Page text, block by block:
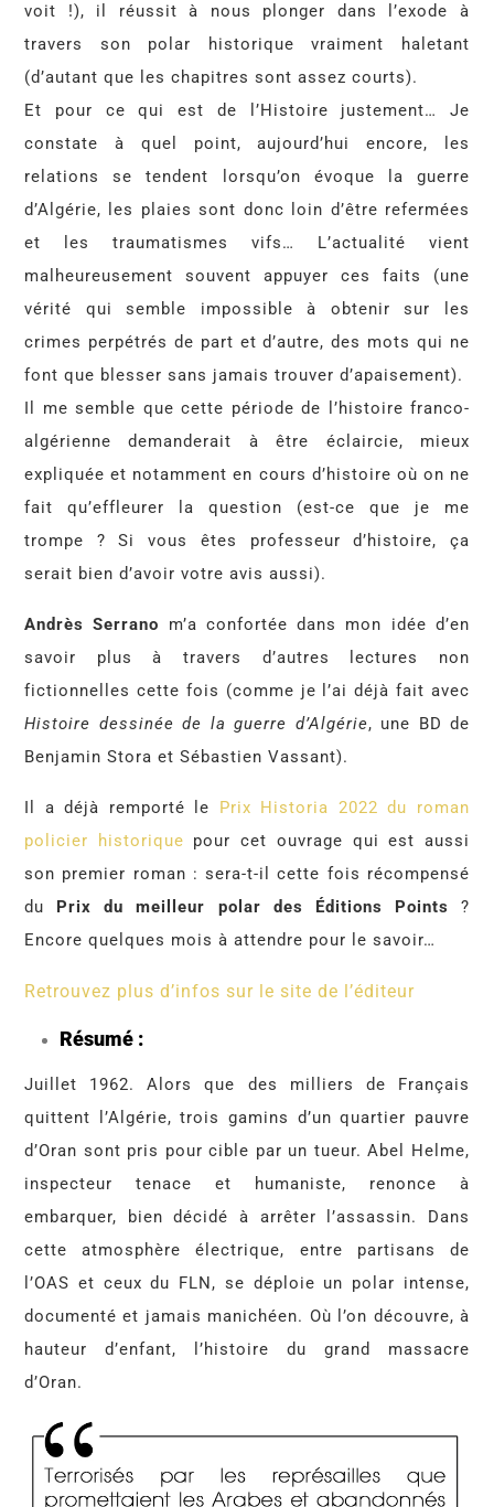
voit !), il réussit à nous plonger dans l’exode à
travers son polar historique vraiment haletant
(d’autant que les chapitres sont assez courts).
Et pour ce qui est de l’Histoire justement… Je
constate à quel point, aujourd’hui encore, les
relations se tendent lorsqu’on évoque la guerre
d’Algérie, les plaies sont donc loin d’être refermées
et les traumatismes vifs… L’actualité vient
malheureusement souvent appuyer ces faits (une
vérité qui semble impossible à obtenir sur les
crimes perpétrés de part et d’autre, des mots qui ne
font que blesser sans jamais trouver d’apaisement).
Il me semble que cette période de l’histoire franco-
algérienne demanderait à être éclaircie, mieux
expliquée et notamment en cours d’histoire où on ne
fait qu’effleurer la question (est-ce que je me
trompe ? Si vous êtes professeur d’histoire, ça
serait bien d’avoir votre avis aussi).
Andrès Serrano m’a confortée dans mon idée d’en
savoir plus à travers d’autres lectures non
fictionnelles cette fois (comme je l’ai déjà fait avec
Histoire dessinée de la guerre d’Algérie, une BD de
Benjamin Stora et Sébastien Vassant).
Il a déjà remporté le Prix Historia 2022 du roman
policier historique pour cet ouvrage qui est aussi
son premier roman : sera-t-il cette fois récompensé
du Prix du meilleur polar des Éditions Points
?
Encore quelques mois à attendre pour le savoir…
Retrouvez plus d’infos sur le site de l’éditeur
Résumé :
Juillet 1962. Alors que des milliers de Français
quittent l’Algérie, trois gamins d’un quartier pauvre
d’Oran sont pris pour cible par un tueur. Abel Helme,
inspecteur tenace et humaniste, renonce à
embarquer, bien décidé à arrêter l’assassin. Dans
cette atmosphère électrique, entre partisans de
l’OAS et ceux du FLN, se déploie un polar intense,
documenté et jamais manichéen. Où l’on découvre, à
hauteur d’enfant, l’histoire du grand massacre
d’Oran.